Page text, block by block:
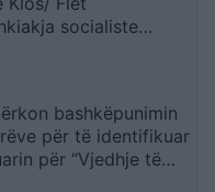
socialiste
unë jam me ta
bashkëpunimin
për të identifikuar
për “Vjedhje të